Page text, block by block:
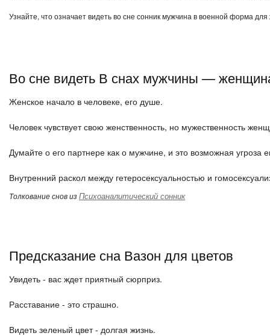
Узнайте, что означает видеть во сне сонник мужчина в военной форма
Во сне видеть В снах мужчины —
Женское начало в человеке, его душе.
Человек чувствует свою женственность, но мужественность
Думайте о его партнере как о мужчине, и это возможная угроза
Внутренний раскол между гетеросексуальностью и
Толкование снов изПсихоаналитический сонник
Предсказание сна Вазон для цветов
Увидеть - вас ждет приятный сюрприз.
Расставание - это страшно.
Видеть зеленый цвет - долгая жизнь.